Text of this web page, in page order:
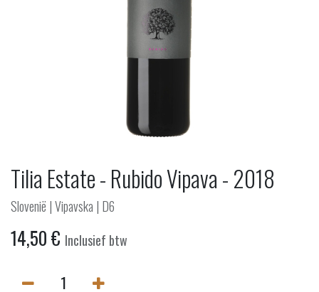
Tilia Estate - Rubido Vipava - 2018
Slovenië | Vipavska | D6
14,50€ Inclusief btw